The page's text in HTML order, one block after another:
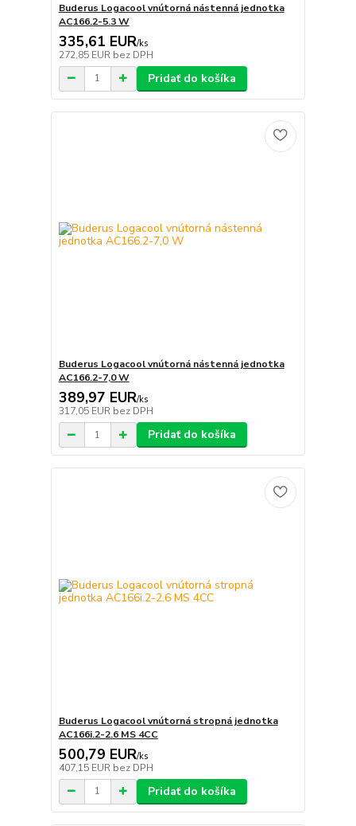
Buderus Logacool vnútorná nástenná jednotka
AC166.2-5.3 W
335,61 EUR/ks
272,85 EUR bez DPH
Pridať do košíka
Buderus Logacool vnútorná nástenná jednotka
AC166.2-7,0 W
389,97 EUR/ks
317,05 EUR bez DPH
Pridať do košíka
Buderus Logacool vnútorná stropná jednotka
AC166i.2-2.6 MS 4CC
500,79 EUR/ks
407,15 EUR bez DPH
Pridať do košíka